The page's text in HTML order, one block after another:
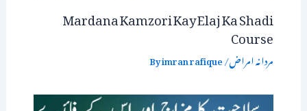
Mardana Kamzori Kay Elaj Ka Shadi
Course
مردانہ امراض/ By
imran rafique